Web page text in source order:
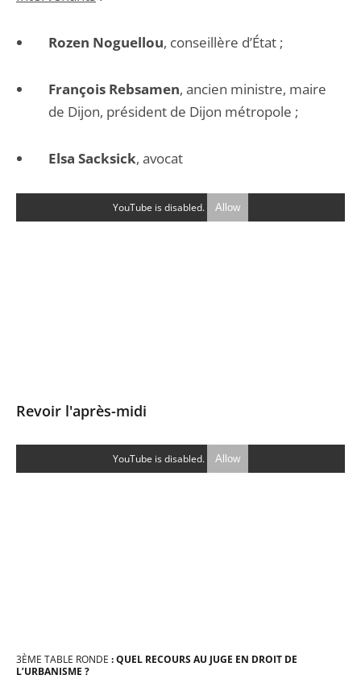
Rozen Noguellou, conseillère d’État ;
François Rebsamen, ancien ministre, maire
de Dijon, président de Dijon métropole ;
Elsa Sacksick, avocat
YouTube is disabled. Allow
Revoir l'après-midi
YouTube is disabled. Allow
3ÈME TABLE RONDE : QUEL RECOURS AU JUGE EN DROIT DE
L’URBANISME ?